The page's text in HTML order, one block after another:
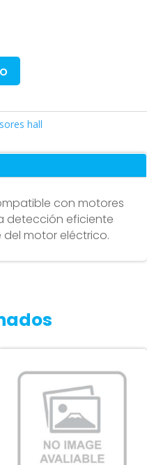
hall
con motores
detección eficiente
motor eléctrico.